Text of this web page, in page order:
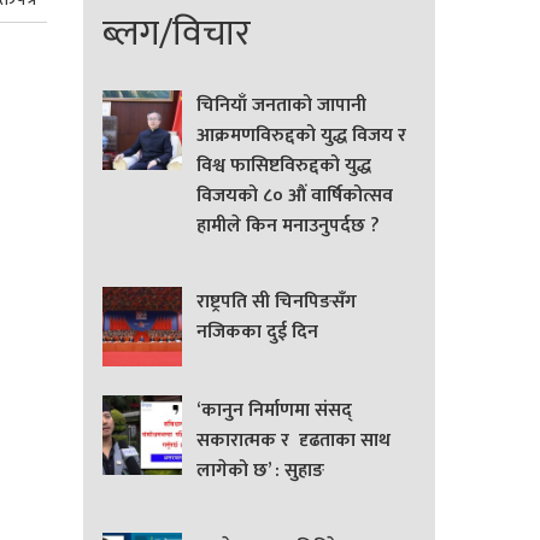
ब्लग/विचार
चिनियाँ जनताको जापानी
आक्रमणविरुद्दको युद्ध विजय र
विश्व फासिष्टविरुद्दको युद्ध
विजयको ८० औं वार्षिकोत्सव
हामीले किन मनाउनुपर्दछ ?
राष्ट्रपति सी चिनपिङसँग
नजिकका दुई दिन
‘कानुन निर्माणमा संसद्
सकारात्मक र दृढताका साथ
लागेको छ’ : सुहाङ